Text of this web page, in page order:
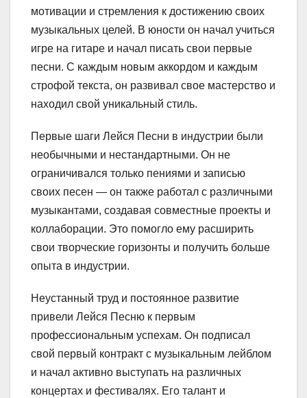
мотивации и стремления к достижению своих
музыкальных целей. В юности он начал учиться
игре на гитаре и начал писать свои первые
песни. С каждым новым аккордом и каждым
строфой текста, он развивал свое мастерство и
находил свой уникальный стиль.
Первые шаги Лейся Песни в индустрии были
необычными и нестандартными. Он не
ограничивался только пениями и записью
своих песен — он также работал с различными
музыкантами, создавая совместные проекты и
коллаборации. Это помогло ему расширить
свои творческие горизонты и получить больше
опыта в индустрии.
Неустанный труд и постоянное развитие
привели Лейся Песню к первым
профессиональным успехам. Он подписал
свой первый контракт с музыкальным лейблом
и начал активно выступать на различных
концертах и фестивалях. Его талант и